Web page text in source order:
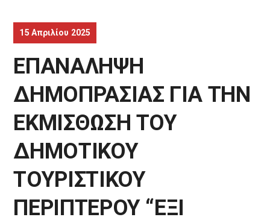
15 Απριλίου 2025
ΕΠΑΝΑΛΗΨΗ
ΔΗΜΟΠΡΑΣΙΑΣ ΓΙΑ ΤΗΝ
ΕΚΜΙΣΘΩΣH ΤΟΥ
ΔΗΜΟΤΙΚΟΥ
ΤΟΥΡΙΣΤΙΚΟΥ
ΠΕΡΙΠΤΕΡΟΥ “ΕΞΙ